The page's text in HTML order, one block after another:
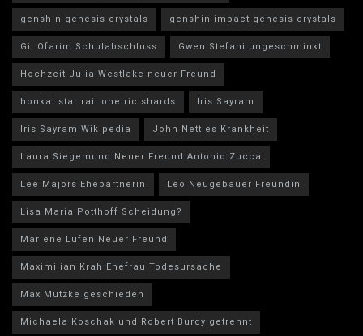
genshin genesis crystals
genshin impact genesis crystals
Gil Ofarim Schulabschluss
Gwen Stefani ungeschminkt
Hochzeit Julia Westlake neuer Freund
honkai star rail oneiric shards
Iris Sayram
Iris Sayram Wikipedia
John Nettles Krankheit
Laura Siegemund Neuer Freund Antonio Zucca
Lee Majors Ehepartnerin
Leo Neugebauer Freundin
Lisa Maria Potthoff Scheidung?
Marlene Lufen Neuer Freund
Maximilian Krah Ehefrau Todesursache
Max Mutzke geschieden
Michaela Koschak und Robert Burdy getrennt